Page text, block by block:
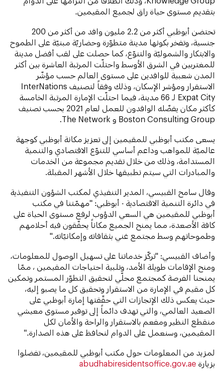
بتقديم مستوى حياة راق لجميع المقيمين.
تحتضن أبوظبي أكثر من 2.2 مليون وافد من أكثر من 200
جنسية، وتفخر بكونها مدينة متطوّرة وحضاريّة مبنيّة على الطموح
والابتكار والشموليّة والتنوّع، كما حصلت على لقب أفضل مدينة
للمغتربين في الشرق الأوسط واحتلّت المرتبة العاشرة بين أكثر
المدن شعبية للوافدين على مستوى العالم حسب مؤشّر
الاستقرار ومؤشر الإسكان، وذلك وفقاً لتصنيف InterNations
Expat City لـ 66 مدينة، فيما احتلّت الإمارة المرتبة الخامسة
كأكثر مكان يفضّله الوافدون للعمل لعام 2021 بحسب تصنيف
Boston Consulting Group و The Network.
يسعى مكتب أبوظبي للمقيمين إلى تعزيز مكانة أبوظبي كوجهة
عالميّة للمواهب وداعم أساسي للتنوّع الاقتصادي والتنمية
المستدامة، وذلك من خلال تقديم مجموعة من الخدمات
والمبادرات التي سيتم تطبيقها خلال الأشهر المقبلة.
وقال سامح القبيسي، المدير التنفيذي لمكتب الشؤون التنفيذية
في دائرة التنمية الاقتصادية - أبوظبي: "مهمّتنا في مكتب
أبوظبي للمقيمين هي السعي الدؤوب لرفع مستوى الحياة على
كافة الأصعدة، مما يمنح الجميع مكاناً يحقّقون فيه أحلامهم
وطموحاتهم وسط مجتمع غني بثقافاته وإمكانيّاته."
وأضاف القبيسي: "تركّز خدماتنا على تسهيل الوصول للمعلومات،
ومنح الإقامات طويلة الأمد، وتلبية احتياجات المقيمين ، ممّا
يمنحنا الفرصة كمجتمع محلّي لتحقيق التطوّر المستمر وتمكين
كل مقيم في الإمارة من الاستقرار وتحقيق كل ما يصبو إليه،
حيث يعكس ذلك الإنجازات التي حقّقتها إمارة أبوظبي على
الصعيد العالمي، والتي تهدف دائماً إلى توفير مستوى معيشي
منقطع النظير ومفعم بالاستقرار والراحة والأمان لكل
المقيمين، وسنعمل على الدوام لنحافظ على هذه الصدارة."
لمزيد من المعلومات حول مكتب أبوظبي للمقيمين، تفضلوا
بزيارةabudhabiresidentsoffice.gov.ae